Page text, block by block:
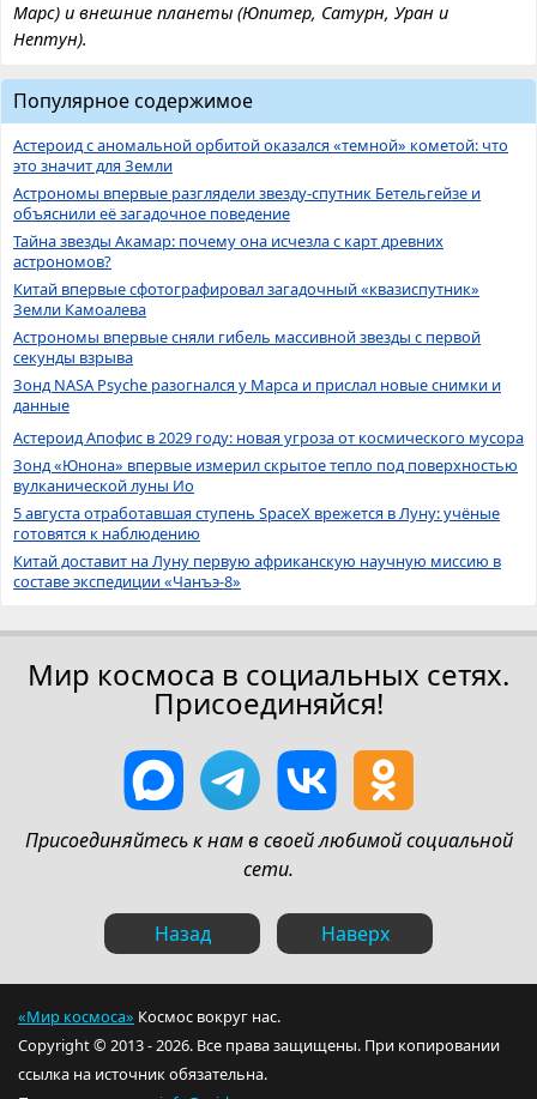
Марс) и внешние планеты (Юпитер, Сатурн, Уран и
Нептун).
Популярное содержимое
Астероид с аномальной орбитой оказался «темной» кометой: что
это значит для Земли
Астрономы впервые разглядели звезду-спутник Бетельгейзе и
объяснили её загадочное поведение
Тайна звезды Акамар: почему она исчезла с карт древних
астрономов?
Китай впервые сфотографировал загадочный «квазиспутник»
Земли Камоалева
Астрономы впервые сняли гибель массивной звезды с первой
секунды взрыва
Зонд NASA Psyche разогнался у Марса и прислал новые снимки и
данные
Астероид Апофис в 2029 году: новая угроза от космического мусора
Зонд «Юнона» впервые измерил скрытое тепло под поверхностью
вулканической луны Ио
5 августа отработавшая ступень SpaceX врежется в Луну: учёные
готовятся к наблюдению
Китай доставит на Луну первую африканскую научную миссию в
составе экспедиции «Чанъэ-8»
Мир космоса в социальных сетях.
Присоединяйся!
Присоединяйтесь к нам в своей любимой социальной
сети.
Назад Наверх
«Мир космоса» Космос вокруг нас.
Copyright © 2013 - 2026. Все права защищены. При копировании
ссылка на источник обязательна.